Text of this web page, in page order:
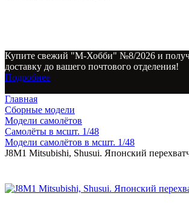
Купите свежий "М-Хобби" №8/2026 и
доставку до вашего почтового отделения!
Подробнее
Главная
Сборные модели
Модели самолётов
Самолёты в мсшт. 1/48
Модели самолётов в мсшт. 1/48
J8M1 Mitsubishi, Shusui. Японский